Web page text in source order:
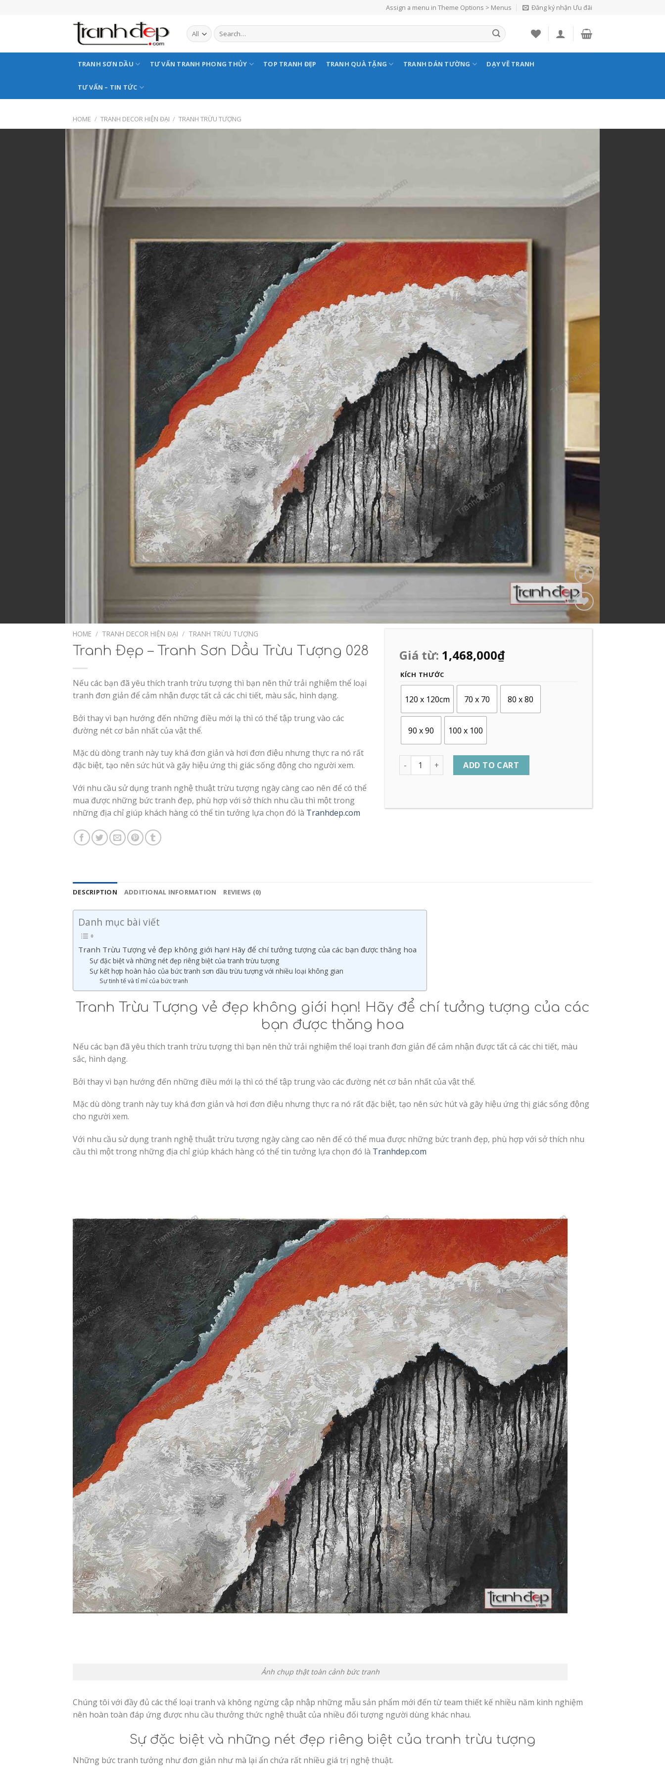
Assign a menu in Theme Options > Menus Đăng ký nhận Ưu đãi
TRANH SƠN DẦU TƯ VẤN TRANH PHONG THỦY TOP TRANH ĐẸP TRANH QUÀ TẶNG TRANH DÁN TƯỜNG DẠY VẼ TRANH
TƯ VẤN – TIN TỨC
HOME / TRANH DECOR HIỆN ĐẠI / TRANH TRỪU TƯỢNG
Add to
HOME / TRANH DECOR HIỆN ĐẠI / TRANH TRỪU TƯỢNG
Tranh Đẹp – Tranh Sơn Dầu Trừu Tượng 028
Nếu các bạn đã yêu thích tranh trừu tượng thì bạn nên thử trải nghiệm thể loại
tranh đơn giản để cảm nhận được tất cả các chi tiết, màu sắc, hình dạng.
Bởi thay vì bạn hướng đến những điều mới lạ thì có thể tập trung vào các
đường nét cơ bản nhất của vật thể.
Mặc dù dòng tranh này tuy khá đơn giản và hơi đơn điệu nhưng thực ra nó rất
đặc biệt, tạo nên sức hút và gây hiệu ứng thị giác sống động cho người xem.
Với nhu cầu sử dụng tranh nghệ thuật trừu tượng ngày càng cao nên để có thể
mua được những bức tranh đẹp, phù hợp với sở thích nhu cầu thì một trong
những địa chỉ giúp khách hàng có thể tin tưởng lựa chọn đó là Tranhdep.com
Giá từ: 1,468,000₫
KÍCH THƯỚC
120 x 120cm 70 x 70 80 x 80
90 x 90 100 x 100
Quantity ADD TO CART
DESCRIPTION ADDITIONAL INFORMATION REVIEWS (0)
Danh mục bài viết
Tranh Trừu Tượng vẻ đẹp không giới hạn! Hãy để chí tưởng tượng của các bạn được thăng hoa
Sự đặc biệt và những nét đẹp riêng biệt của tranh trừu tượng
Sự kết hợp hoàn hảo của bức tranh sơn dầu trừu tượng với nhiều loại không gian
Sự tinh tế và tỉ mỉ của bức tranh
Tranh Trừu Tượng vẻ đẹp không giới hạn! Hãy để chí tưởng tượng của các
bạn được thăng hoa
Nếu các bạn đã yêu thích tranh trừu tượng thì bạn nên thử trải nghiệm thể loại tranh đơn giản để cảm nhận được tất cả các chi tiết, màu
sắc, hình dạng.
Bởi thay vì bạn hướng đến những điều mới lạ thì có thể tập trung vào các đường nét cơ bản nhất của vật thể.
Mặc dù dòng tranh này tuy khá đơn giản và hơi đơn điệu nhưng thực ra nó rất đặc biệt, tạo nên sức hút và gây hiệu ứng thị giác sống động
cho người xem.
Với nhu cầu sử dụng tranh nghệ thuật trừu tượng ngày càng cao nên để có thể mua được những bức tranh đẹp, phù hợp với sở thích nhu
cầu thì một trong những địa chỉ giúp khách hàng có thể tin tưởng lựa chọn đó là Tranhdep.com
Ảnh chụp thật toàn cảnh bức tranh
Chúng tôi với đầy đủ các thể loại tranh và không ngừng cập nhập những mẫu sản phẩm mới đến từ team thiết kế nhiều năm kinh nghiệm
nên hoàn toàn đáp ứng được nhu cầu thưởng thức nghệ thuật của nhiều đối tượng người dùng khác nhau.
Sự đặc biệt và những nét đẹp riêng biệt của tranh trừu tượng
Những bức tranh tưởng như đơn giản như mà lại ẩn chứa rất nhiều giá trị nghệ thuật.